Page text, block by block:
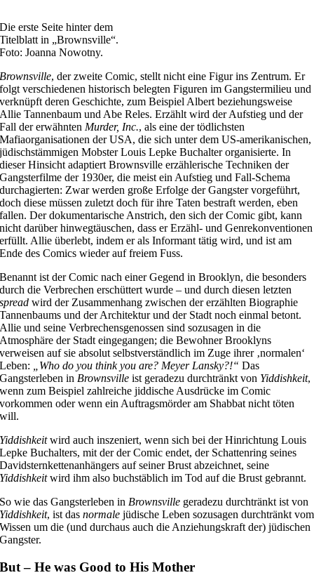
Die erste Seite hinter dem
Titelblatt in „Brownsville“.
Foto: Joanna Nowotny.
Brownsville, der zweite Comic, stellt nicht eine Figur ins Zentrum. Er
folgt verschiedenen historisch belegten Figuren im Gangstermilieu und
verknüpft deren Geschichte, zum Beispiel Albert beziehungsweise
Allie Tannenbaum und Abe Reles. Erzählt wird der Aufstieg und der
Fall der erwähnten Murder, Inc., als eine der tödlichsten
Mafiaorganisationen der USA, die sich unter dem US-amerikanischen,
jüdischstämmigen Mobster Louis Lepke Buchalter organisierte. In
dieser Hinsicht adaptiert Brownsville erzählerische Techniken der
Gangsterfilme der 1930er, die meist ein Aufstieg und Fall-Schema
durchagierten: Zwar werden große Erfolge der Gangster vorgeführt,
doch diese müssen zuletzt doch für ihre Taten bestraft werden, eben
fallen. Der dokumentarische Anstrich, den sich der Comic gibt, kann
nicht darüber hinwegtäuschen, dass er Erzähl- und Genrekonventionen
erfüllt. Allie überlebt, indem er als Informant tätig wird, und ist am
Ende des Comics wieder auf freiem Fuss.
Benannt ist der Comic nach einer Gegend in Brooklyn, die besonders
durch die Verbrechen erschüttert wurde – und durch diesen letzten
spread wird der Zusammenhang zwischen der erzählten Biographie
Tannenbaums und der Architektur und der Stadt noch einmal betont.
Allie und seine Verbrechensgenossen sind sozusagen in die
Atmosphäre der Stadt eingegangen; die Bewohner Brooklyns
verweisen auf sie absolut selbstverständlich im Zuge ihrer ‚normalen‘
Leben:
„Who do you think you are? Meyer Lansky?!“ Das
Gangsterleben in Brownsville ist geradezu durchtränkt von Yiddishkeit,
wenn zum Beispiel zahlreiche jiddische Ausdrücke im Comic
vorkommen oder wenn ein Auftragsmörder am Shabbat nicht töten
will.
Yiddishkeitwird auch inszeniert, wenn sich bei der Hinrichtung Louis
Lepke Buchalters, mit der der Comic endet, der Schattenring seines
Davidsternkettenanhängers auf seiner Brust abzeichnet, seine
Yiddishkeitwird ihm also buchstäblich im Tod auf die Brust gebrannt.
So wie das Gangsterleben in Brownsville geradezu durchtränkt ist von
Yiddishkeit, ist dasnormale jüdische Leben sozusagen durchtränkt vom
Wissen um die (und durchaus auch die Anziehungskraft der) jüdischen
Gangster.
But – He was Good to His Mother